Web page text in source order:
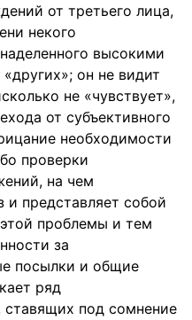
от третьего лица,
некого
высокими
он не видит
не «чувствует»,
от субъективного
необходимости
проверки
на чем
и представляет собой
проблемы и тем
за
посылки и общие
ряд
ставящих под сомнение